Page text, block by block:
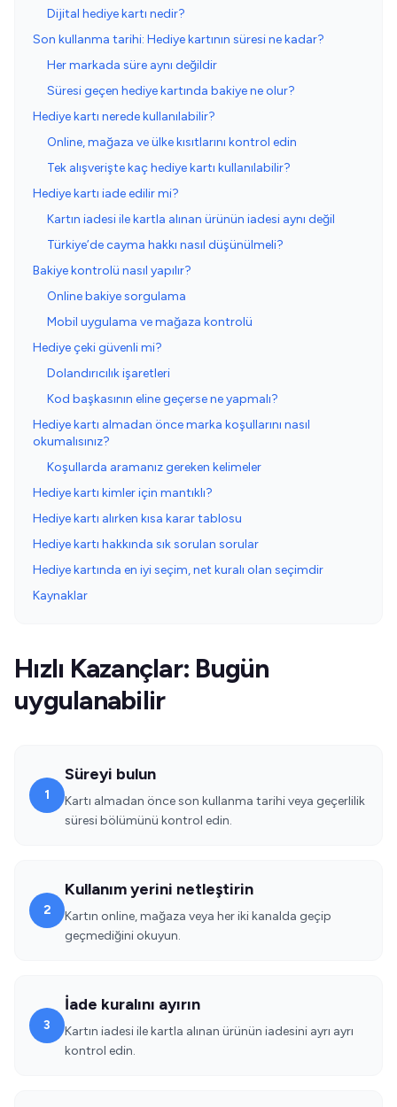
Dijital hediye kartı nedir?
Son kullanma tarihi: Hediye kartının süresi ne kadar?
Her markada süre aynı değildir
Süresi geçen hediye kartında bakiye ne olur?
Hediye kartı nerede kullanılabilir?
Online, mağaza ve ülke kısıtlarını kontrol edin
Tek alışverişte kaç hediye kartı kullanılabilir?
Hediye kartı iade edilir mi?
Kartın iadesi ile kartla alınan ürünün iadesi aynı değil
Türkiye’de cayma hakkı nasıl düşünülmeli?
Bakiye kontrolü nasıl yapılır?
Online bakiye sorgulama
Mobil uygulama ve mağaza kontrolü
Hediye çeki güvenli mi?
Dolandırıcılık işaretleri
Kod başkasının eline geçerse ne yapmalı?
Hediye kartı almadan önce marka koşullarını nasıl
okumalısınız?
Koşullarda aramanız gereken kelimeler
Hediye kartı kimler için mantıklı?
Hediye kartı alırken kısa karar tablosu
Hediye kartı hakkında sık sorulan sorular
Hediye kartında en iyi seçim, net kuralı olan seçimdir
Kaynaklar
Hızlı Kazançlar: Bugün
uygulanabilir
1
Süreyi bulun
Kartı almadan önce son kullanma tarihi veya geçerlilik
süresi bölümünü kontrol edin.
2
Kullanım yerini netleştirin
Kartın online, mağaza veya her iki kanalda geçip
geçmediğini okuyun.
3
İade kuralını ayırın
Kartın iadesi ile kartla alınan ürünün iadesini ayrı ayrı
kontrol edin.